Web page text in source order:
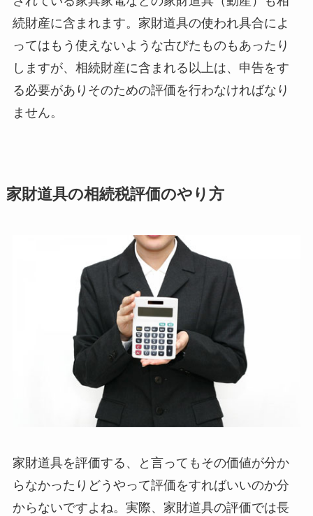
続財産に含まれます。家財道具の使われ具合によ
ってはもう使えないような古びたものもあったり
しますが、相続財産に含まれる以上は、申告をす
る必要がありそのための評価を行わなければなり
ません。
家財道具の相続税評価のやり方
家財道具を評価する、と言ってもその価値が分か
らなかったりどうやって評価をすればいいのか分
からないですよね。実際、家財道具の評価では長